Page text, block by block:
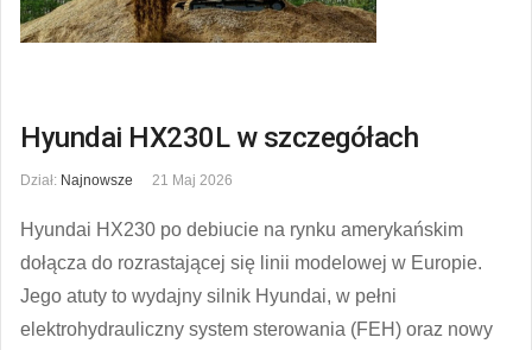
Hyundai HX230L w szczegółach
Dział: Najnowsze 21 Maj 2026
Hyundai HX230 po debiucie na rynku amerykańskim
dołącza do rozrastającej się linii modelowej w Europie.
Jego atuty to wydajny silnik Hyundai, w pełni
elektrohydrauliczny system sterowania (FEH) oraz nowy